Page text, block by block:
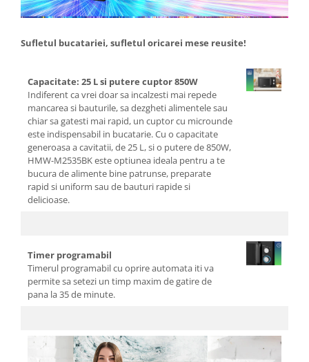
Rame foto
Tablouri inramate
Accesorii pentru gatit
Accesorii pentru cuptor
Borcane si sticle
Caserole pentru alimente
Cutii depozitare metal
Cutite si tocatoare
Instrumente de masurare si
amestecare
Baie
Accesorii pentru baie
Accesorii pentru chiuveta
Accesorii pentru toaleta
Bare si carlige pentru prosoape
Sufletul bucatariei, sufletul oricarei mese reusite!
Capacitate: 25 L si putere cuptor 850W
Indiferent ca vrei doar sa incalzesti mai repede
mancarea si bauturile, sa dezgheti alimentele sau
chiar sa gatesti mai rapid, un cuptor cu microunde
este indispensabil in bucatarie. Cu o capacitate
generoasa a cavitatii, de 25 L, si o putere de 850W,
HMW-M2535BK este optiunea ideala pentru a te
bucura de alimente bine patrunse, preparate
rapid si uniform sau de bauturi rapide si
delicioase.
Timer programabil
Timerul programabil cu oprire automata iti va
permite sa setezi un timp maxim de gatire de
pana la 35 de minute.